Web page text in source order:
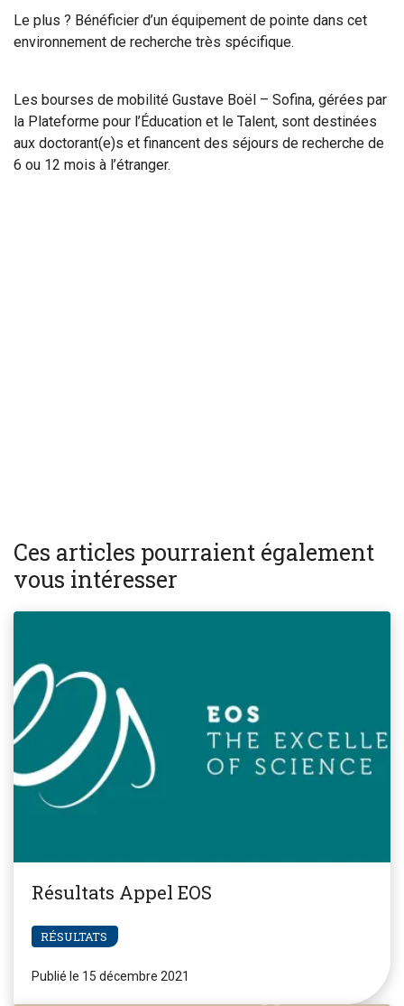
Le plus ? Bénéficier d’un équipement de pointe dans cet
environnement de recherche très spécifique.
Les bourses de mobilité Gustave Boël – Sofina, gérées par
la Plateforme pour l’Éducation et le Talent, sont destinées
aux doctorant(e)s et financent des séjours de recherche de
6 ou 12 mois à l’étranger.
Ces articles pourraient également
vous intéresser
Résultats Appel EOS
RÉSULTATS
Publié le 15 décembre 2021